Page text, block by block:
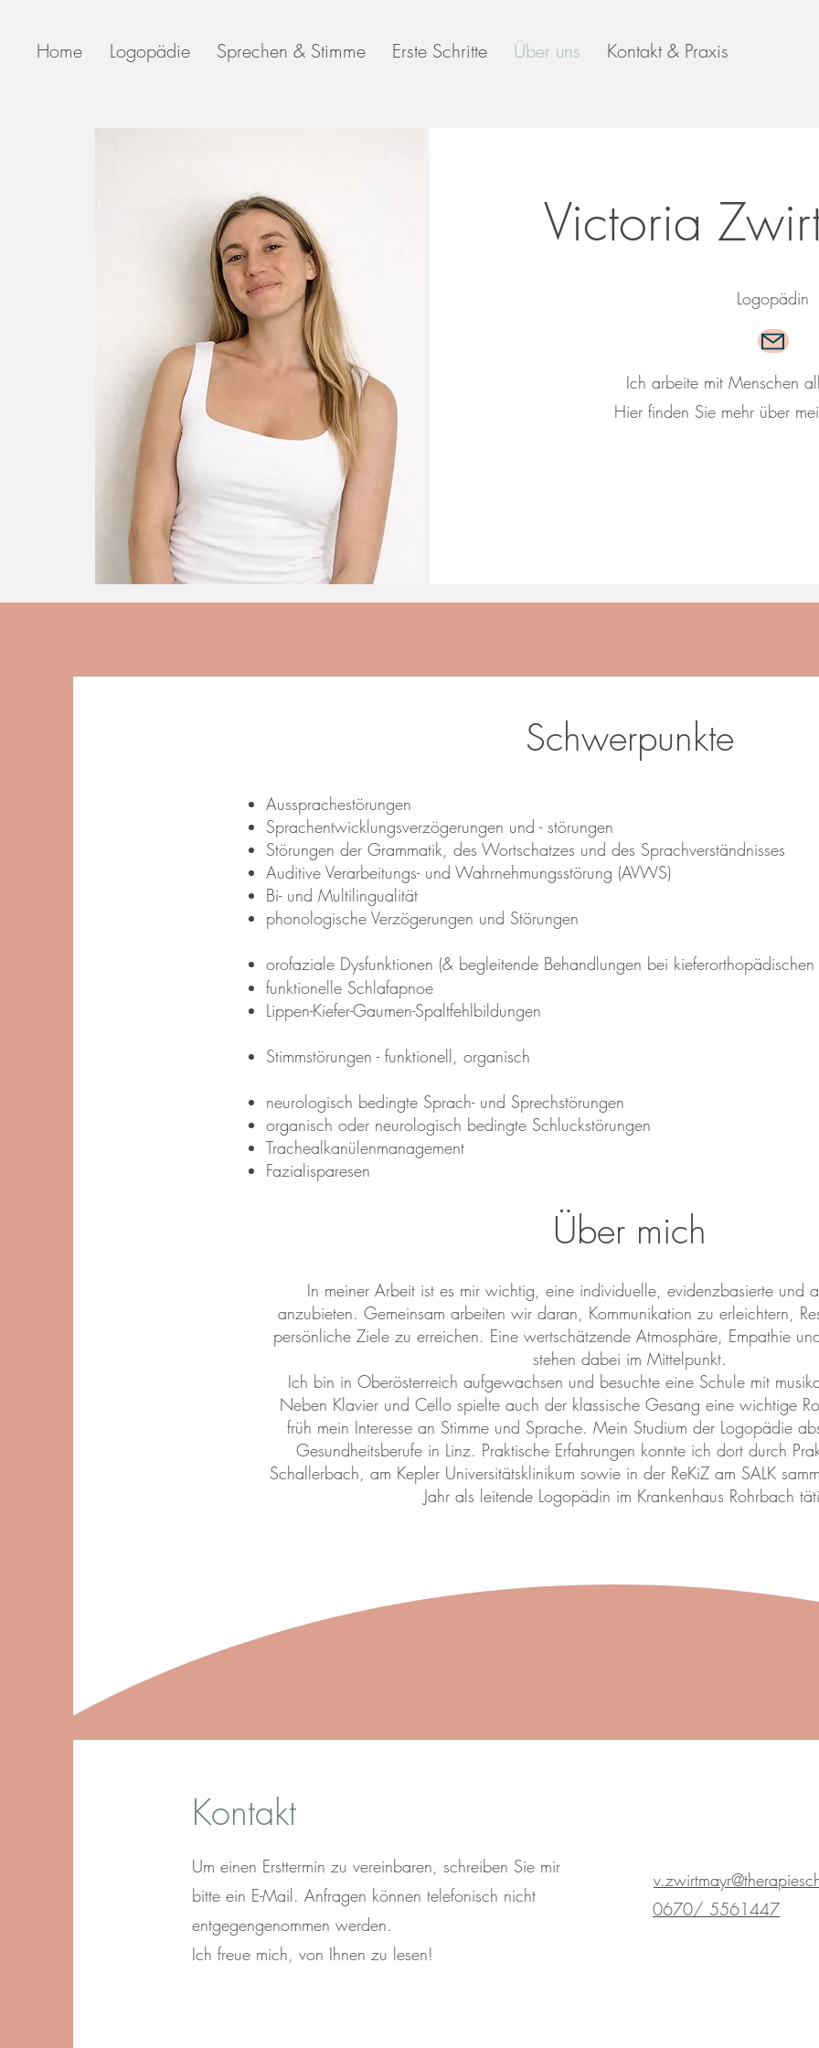
Home Logopädie Sprechen & Stimme Erste Schritte Über uns Kontakt & Praxis
Victoria
Logopädin
Ich arbeite mit Menschen
Hier finden Sie mehr über
Schwerpunkte
Aussprachestörungen
Sprachentwicklungsverzögerungen und - störungen
Störungen der Grammatik, des Wortschatzes und des Sprachverständnisses
Auditive Verarbeitungs- und Wahrnehmungsstörung (AVWS)
Bi- und Multilingualität
phonologische Verzögerungen und Störungen
orofaziale Dysfunktionen​ (& begleitende Behandlungen bei
funktionelle Schlafapnoe
Lippen-Kiefer-Gaumen-Spaltfehlbildungen
Stimmstörungen - funktionell, organisch
neurologisch bedingte Sprach- und Sprechstörungen
organisch oder neurologisch bedingte Schluckstörungen
Trachealkanülenmanagement
Fazialisparesen
Über mich
In meiner Arbeit ist es mir wichtig, eine individuelle, evidenzbasierte und
anzubieten. Gemeinsam arbeiten wir daran, Kommunikation zu erleichtern,
persönliche Ziele zu erreichen. Eine wertschätzende Atmosphäre, Empathie
stehen dabei im Mittelpunkt.
Ich bin in Oberösterreich aufgewachsen und besuchte eine Schule mit
Neben Klavier und Cello spielte auch der klassische Gesang eine wichtige
früh mein Interesse an Stimme und Sprache. Mein Studium der Logopädie
Gesundheitsberufe in Linz. Praktische Erfahrungen konnte ich dort durch
Schallerbach, am Kepler Universitätsklinikum sowie in der ReKiZ am SALK
Jahr als leitende Logopädin im Krankenhaus Rohrbach
Kontakt
Um einen Ersttermin zu vereinbaren, schreiben Sie mir
bitte ein E-Mail. Anfragen können telefonisch nicht
entgegengenommen werden.
Ich freue mich, von Ihnen zu lesen!
0670/ 5561447